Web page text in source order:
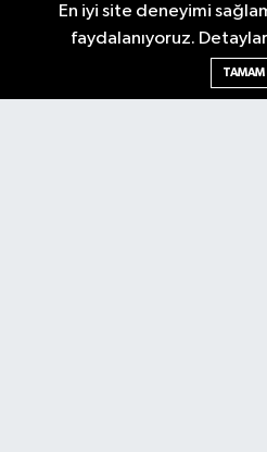
Ankara Nöbetçi Eczaneler
En iyi site deneyimi
faydalanıyoruz.
TAMAM